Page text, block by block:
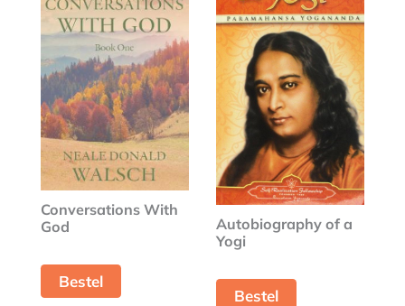
Conversations With
God
Bestel
Autobiography of a
Yogi
Bestel